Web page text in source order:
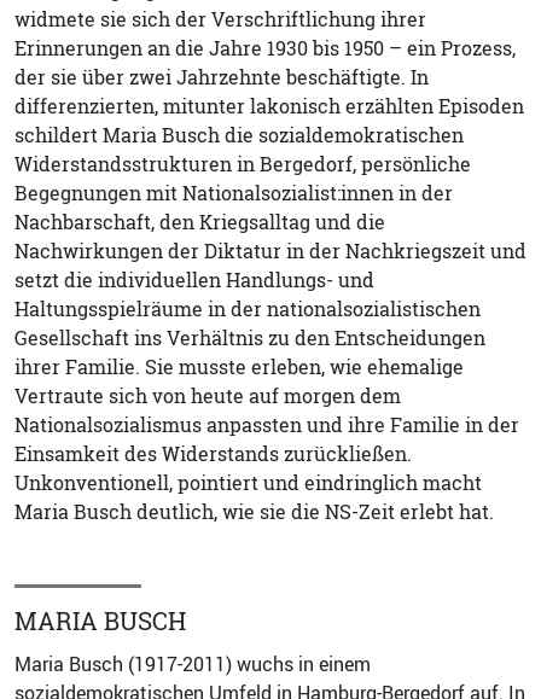
widmete sie sich der Verschriftlichung ihrer
Erinnerungen an die Jahre 1930 bis 1950 – ein Prozess,
der sie über zwei Jahrzehnte beschäftigte. In
differenzierten, mitunter lakonisch erzählten Episoden
schildert Maria Busch die sozialdemokratischen
Widerstandsstrukturen in Bergedorf, persönliche
Begegnungen mit Nationalsozialist:innen in der
Nachbarschaft, den Kriegsalltag und die
Nachwirkungen der Diktatur in der Nachkriegszeit und
setzt die individuellen Handlungs- und
Haltungsspielräume in der nationalsozialistischen
Gesellschaft ins Verhältnis zu den Entscheidungen
ihrer Familie. Sie musste erleben, wie ehemalige
Vertraute sich von heute auf morgen dem
Nationalsozialismus anpassten und ihre Familie in der
Einsamkeit des Widerstands zurückließen.
Unkonventionell, pointiert und eindringlich macht
Maria Busch deutlich, wie sie die NS-Zeit erlebt hat.
MARIA BUSCH
Maria Busch (1917-2011) wuchs in einem
sozialdemokratischen Umfeld in Hamburg-Bergedorf auf. In